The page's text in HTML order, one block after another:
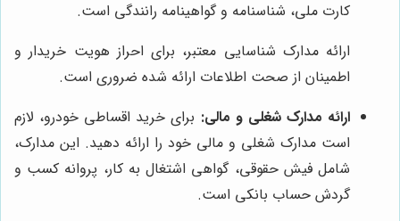
کارت ملی، شناسنامه و گواهینامه رانندگی است.
ارائه مدارک شناسایی معتبر، برای احراز هویت خریدار و
اطمینان از صحت اطلاعات ارائه شده ضروری است.
ارائه مدارک شغلی و مالی: برای خرید اقساطی خودرو، لازم
است مدارک شغلی و مالی خود را ارائه دهید. این مدارک،
شامل فیش حقوقی، گواهی اشتغال به کار، پروانه کسب و
گردش حساب بانکی است.